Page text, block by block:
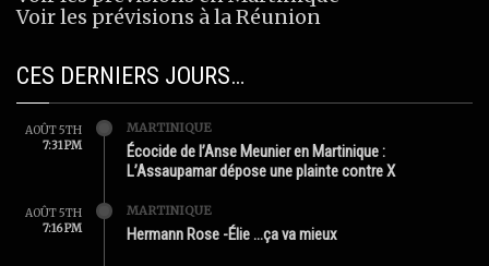
Voir les prévisions à la Réunion
CES DERNIERS JOURS…
AOÛT 5TH
7:31 PM
MARTINIQUE
Écocide de l’Anse Meunier en Martinique :
L’Assaupamar dépose une plainte contre X
AOÛT 5TH
7:16 PM
MARTINIQUE
Hermann Rose -Élie …ça va mieux